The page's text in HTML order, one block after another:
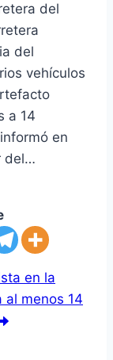
del
del
vehículos
a 14
en
del…
en la
al menos 14